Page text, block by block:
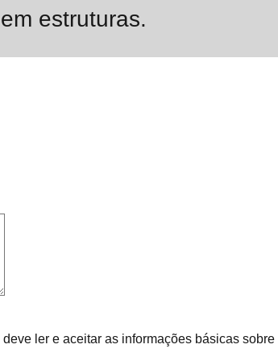
estruturas.
ler e aceitar as informações básicas sobre